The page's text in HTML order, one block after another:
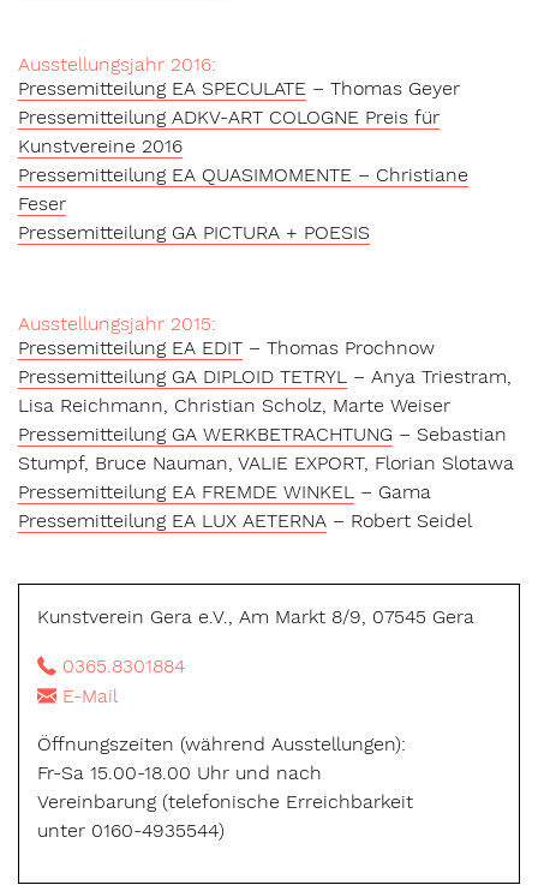
Ausstellungsjahr 2016:
Pressemitteilung EA SPECULATE – Thomas Geyer
PressemitteilungADKV-ART COLOGNE Preis für
Kunstvereine 2016
Pressemitteilung EA QUASIMOMENTE – Christiane
Feser
Pressemitteilung GA PICTURA + POESIS
Ausstellungsjahr 2015:
Pressemitteilung EA EDIT – Thomas Prochnow
Pressemitteilung GA DIPLOID TETRYL – Anya Triestram,
Lisa Reichmann, Christian Scholz, Marte Weiser
Pressemitteilung GA WERKBETRACHTUNG – Sebastian
Stumpf, Bruce Nauman, VALIE EXPORT, Florian Slotawa
Pressemitteilung EA FREMDE WINKEL – Gama
Pressemitteilung EA LUX AETERNA – Robert Seidel
Kunstverein Gera e.V., Am Markt 8/9, 07545 Gera
0365.8301884
E-Mail
Öffnungszeiten (während Ausstellungen):
Fr-Sa 15.00-18.00 Uhr und nach
Vereinbarung (telefonische Erreichbarkeit
unter 0160-4935544)